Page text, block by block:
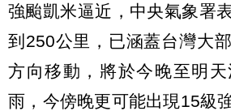
強颱凱米逼近，中央氣象署
到250公里，已涵蓋台灣大
方向移動，將於今晚至明
雨，今傍晚更可能出現15級